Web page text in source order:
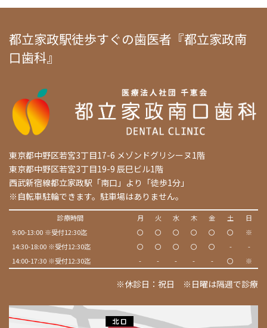
都立家政駅徒歩すぐの歯医者『都立家政南
口歯科』
東京都中野区若宮3丁目17-6 メゾンドグリシーヌ1階
東京都中野区若宮3丁目19-9 辰巳ビル1階
西武新宿線都立家政駅「南口」より「徒歩1分」
※自転車駐輪できます。駐車場はありません。
診療時間 月 火 水 木 金 土
日
9:00-13:00 ※受付12:30迄
〇 〇 〇 〇 〇 〇
※
14:30-18:00 ※受付12:30迄
〇 〇 〇 〇 〇 -
-
14:00-17:30 ※受付12:30迄
- - - - - 〇 ※
※休診日：祝日 ※日曜は隔週で診療